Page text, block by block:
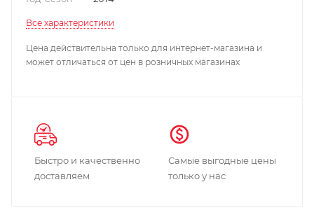
Все характеристики
Цена действительна только для интернет-магазина и
может отличаться от цен в розничных магазинах
Быстро и качественно
доставляем
Самые выгодные цены
только у нас